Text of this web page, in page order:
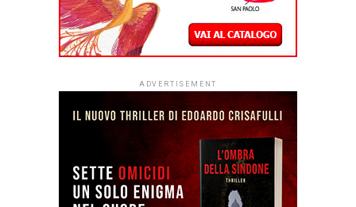
ADVERTISEMENT